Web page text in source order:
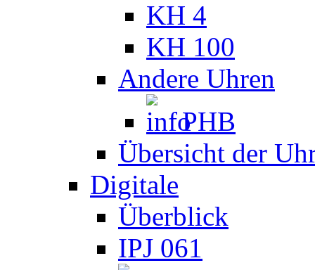
KH 4
KH 100
Andere Uhren
PHB
Übersicht der
Digitale
Überblick
IPJ 061